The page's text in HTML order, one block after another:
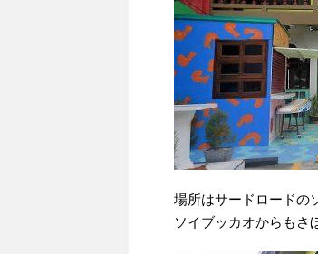
場所はサードロードの
ソイブッカオからもさ